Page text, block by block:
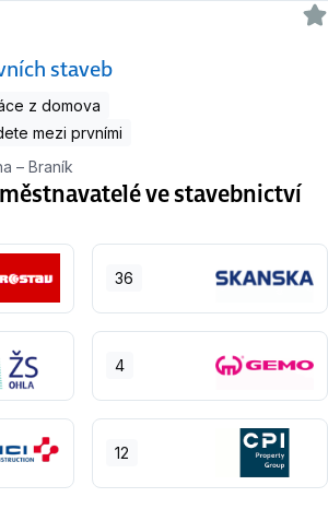
staveb
z domova
mezi prvními
– Braník
ve stavebnictví
36
4
12